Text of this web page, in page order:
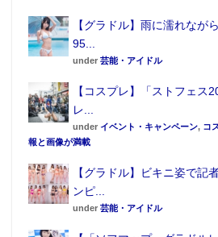
【グラドル】雨に濡れなが
95...
under 芸能・アイドル
【コスプレ】「ストフェス
レ...
under イベント・キャンペーン, コ
報と画像が満載
【グラドル】ビキニ姿で記
ンピ...
under 芸能・アイドル